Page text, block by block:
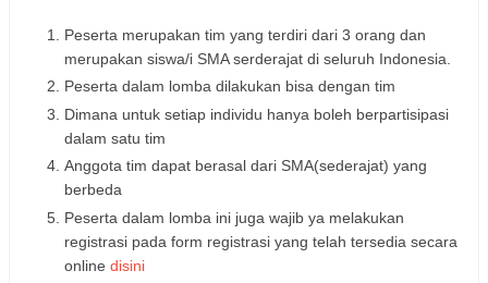
Peserta merupakan tim yang terdiri dari 3 orang dan
merupakan siswa/i SMA serderajat di seluruh Indonesia.
Peserta dalam lomba dilakukan bisa dengan tim
Dimana untuk setiap individu hanya boleh berpartisipasi
dalam satu tim
Anggota tim dapat berasal dari SMA(sederajat) yang
berbeda
Peserta dalam lomba ini juga wajib ya melakukan
registrasi pada form registrasi yang telah tersedia secara
online disini